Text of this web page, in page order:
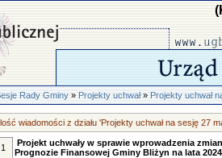
Rady Gminy»Projekty uchwał»Projekty uchwał
wiadomości z działu 'Projekty uchwał na sesję 27
1
Projekt uchwały w sprawie wprowadzenia
Prognozie Finansowej Gminy Bliżyn na lata